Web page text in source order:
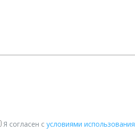
Я согласен с условиями использования